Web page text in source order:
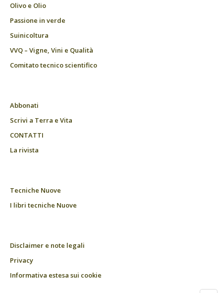
Olivo e Olio
Passione in verde
Suinicoltura
VVQ – Vigne, Vini e Qualità
Comitato tecnico scientifico
Abbonati
Scrivi a Terra e Vita
CONTATTI
La rivista
Tecniche Nuove
I libri tecniche Nuove
Disclaimer e note legali
Privacy
Informativa estesa sui cookie